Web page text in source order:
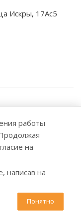
Искры, 17Ас5
либо
материалов
допускается
и только со
zm-tools.ru
работы
на
написав на
Понятно